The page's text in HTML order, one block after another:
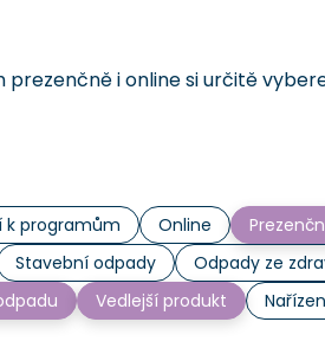
i online si určitě
k programům Online
Stavební odpady Odpady ze
Vedlejší produkt